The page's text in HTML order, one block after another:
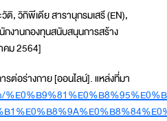
, วิกิพีเดีย สารานุกรมเสรี (EN),
งานกองทุนสนับสนุนการสร้าง
คม 2564]
ต่อร่างกาย [ออนไลน์]. แหล่งที่มา